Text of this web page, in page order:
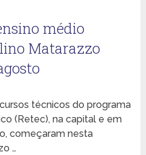
médio
Matarazzo
técnicos do programa
(Retec), na capital e em
começaram nesta
…